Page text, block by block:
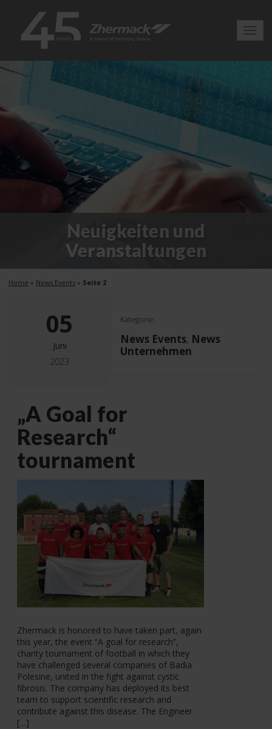
Neuigkeiten und
Veranstaltungen
Home » News Events » Seite 2
05
Juni
2023
Kategorie:
News Events, News
Unternehmen
„A Goal for
Research“
tournament
Zhermack is honored to have taken part, again
this year, the event “A goal for research”,
charity tournament of football in which they
have challenged several companies of Badia
Polesine, united in the fight against cystic
fibrosis. The company has deployed its best
team to support scientific research and
contribute against this disease. The Engineer
[…]